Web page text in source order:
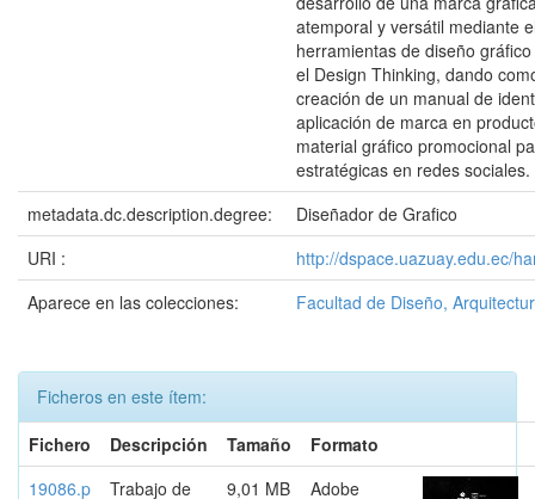
atemporal y versátil mediante
herramientas de diseño
el Design Thinking, dando
creación de un manual de
aplicación de marca en
material gráfico promocional
estratégicas en redes sociales.
metadata.dc.description.degree:
Diseñador de Grafico
URI :
http://dspace.uazuay.edu.ec/
Aparece en las colecciones:
Facultad de Diseño,
Ficheros en este ítem:
Fichero
Descripción Tamaño
Formato
19086.p
Trabajo de
9,01 MB
Adobe